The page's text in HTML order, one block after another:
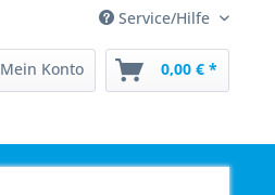
Service/Hilfe
Mein Konto 0,00 € *